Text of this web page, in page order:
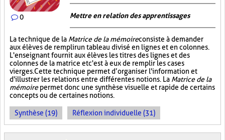
0 Mettre en relation des apprentissages
La technique de la Matrice de la mémoireconsiste à demander
aux élèves de remplir un tableau divisé en lignes et en colonnes.
L'enseignant fournit aux élèves les titres des lignes et des
colonnes de la matrice et c'est à eux de remplir les cases
vierges. Cette technique permet d’organiser l'information et
d'illustrer les relations entre différentes notions. La Matrice de la
mémoirepermet donc une synthèse visuelle et rapide de certains
concepts ou de certaines notions.
Synthèse (19) Réflexion individuelle (31)